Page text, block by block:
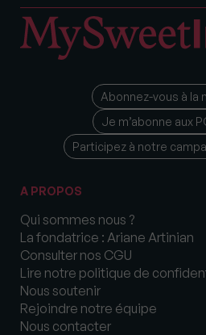
Abonnez-vous à la
Je m’abonne aux
Participez à notre
A PROPOS
Qui sommes nous ?
La fondatrice : Ariane Artinian
Consulter nos CGU
Lire notre politique de
Nous soutenir
Rejoindre notre équipe
Nous contacter